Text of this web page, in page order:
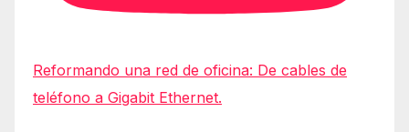
Reformando una red de oficina: De cables de
teléfono a Gigabit Ethernet.